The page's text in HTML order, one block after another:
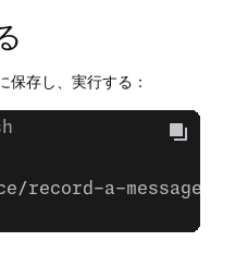
保存し、実行する：
record-a-message.py